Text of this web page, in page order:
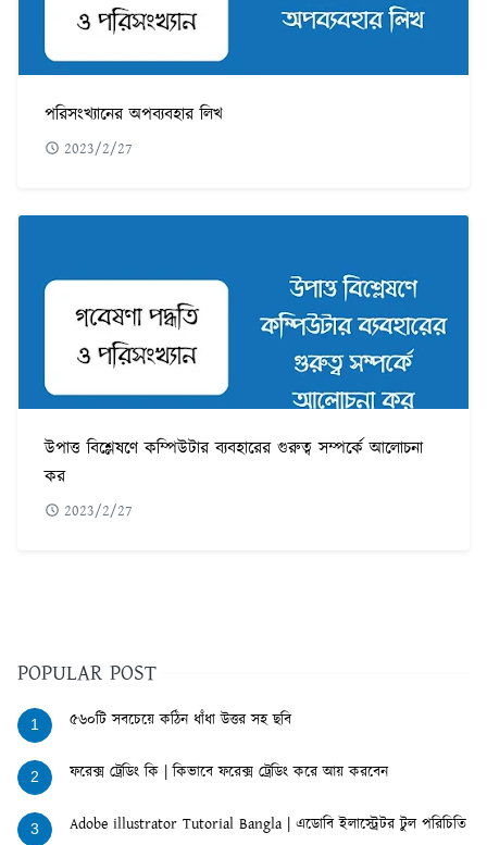
পরিসংখ্যানের অপব্যবহার লিখ
2023/2/27
উপাত্ত বিশ্লেষণে কম্পিউটার ব্যবহারের গুরুত্ব সম্পর্কে আলোচনা
কর
2023/2/27
POPULAR POST
1 ৫৬০টি সবচেয়ে কঠিন ধাঁধা উত্তর সহ ছবি
2 ফরেক্স ট্রেডিং কি | কিভাবে ফরেক্স ট্রেডিং করে আয় করবেন
3 Adobe illustrator Tutorial Bangla | এডোবি ইলাস্ট্রেটর টুল পরিচিতি